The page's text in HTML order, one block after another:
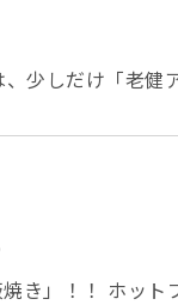
少しだけ「老健
、令和６年５月
本特集では
している老健施
のエピソード、
設長をはじめと
き」！！ ホット